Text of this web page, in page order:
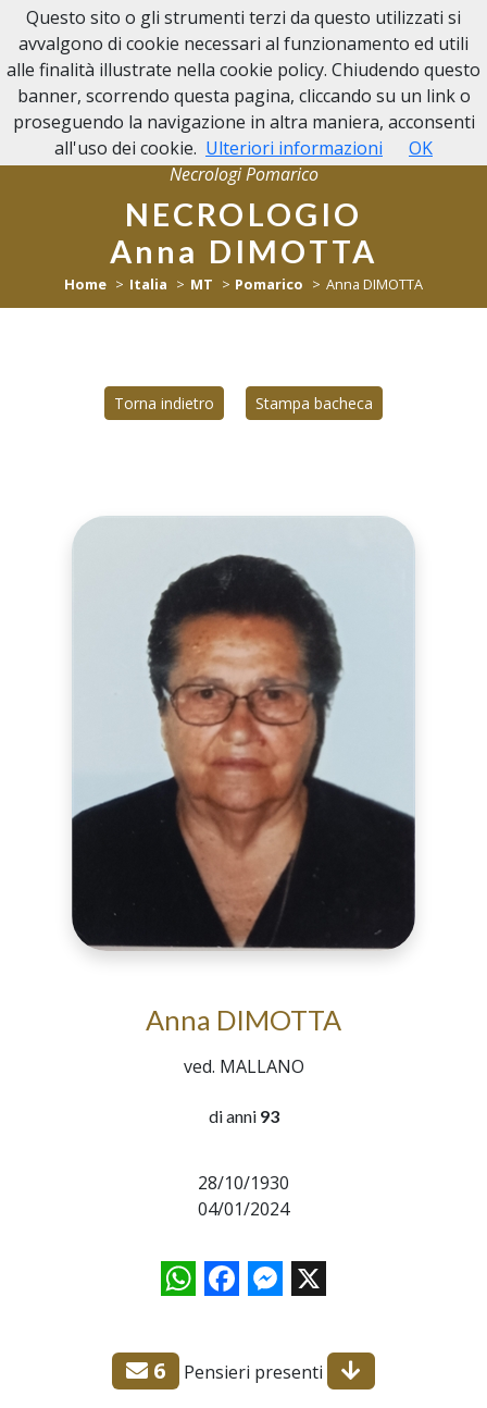
NECROLOGI POMARICO
Necrologi Pomarico
NECROLOGIO
Anna DIMOTTA
Home Italia MT Pomarico Anna DIMOTTA
Torna indietro Stampa bacheca
Anna DIMOTTA
ved. MALLANO
di anni 93
28/10/1930
04/01/2024
WhatsAppFacebookMessenger
X
6 Pensieri presenti
Questo sito o gli strumenti terzi da questo utilizzati si
avvalgono di cookie necessari al funzionamento ed utili
alle finalità illustrate nella cookie policy. Chiudendo questo
banner, scorrendo questa pagina, cliccando su un link o
proseguendo la navigazione in altra maniera, acconsenti
all'uso dei cookie. Ulteriori informazioni OK